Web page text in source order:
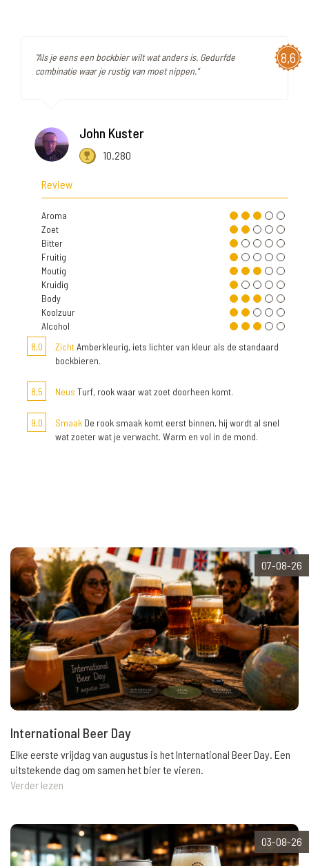
8,6
"Als je eens een bockbier wilt wat anders is. Gedurfde
combinatie waar je rustig van moet nippen."
John Kuster
10.280
Review
Aroma
Zoet
Bitter
Fruitig
Moutig
Kruidig
Body
Koolzuur
Alcohol
8,0
ZichtAmberkleurig, iets lichter van kleur als de standaard
bockbieren.
8,5 Neus Turf, rook waar wat zoet doorheen komt.
9,0 Smaak De rook smaak komt eerst binnen, hij wordt al snel
wat zoeter wat je verwacht. Warm en vol in de mond.
07-08-26
International Beer Day
Elke eerste vrijdag van augustus is het International Beer Day. Een
uitstekende dag om samen het bier te vieren.
Verder lezen
03-08-26